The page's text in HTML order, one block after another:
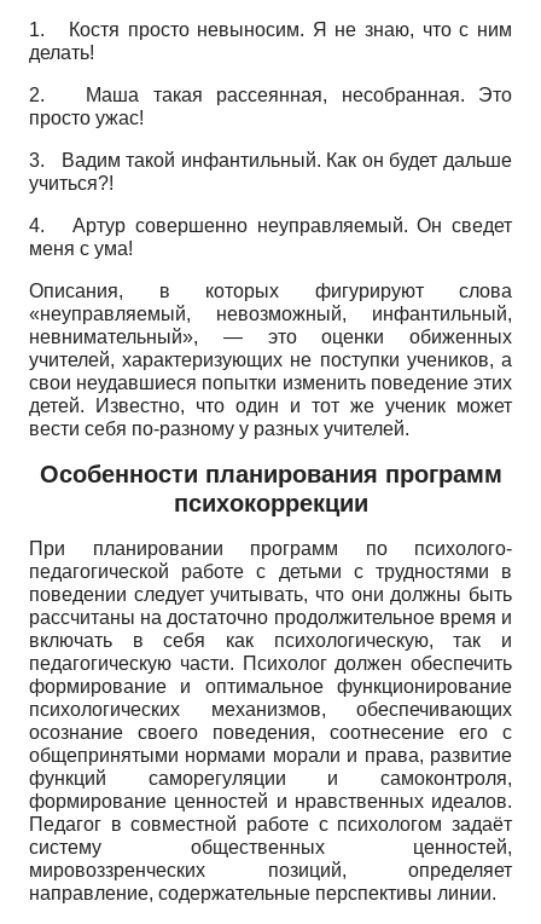
1.
Костя просто невыносим. Я не знаю, что с ним
делать!
2.
Маша такая рассеянная, несобранная. Это
просто ужас!
3.
Вадим такой инфантильный. Как он будет дальше
учиться?!
4.Артур совершенно неуправляемый. Он сведет
меня с ума!
Описания, в которых фигурируют слова
«неуправляемый, невозможный, инфантильный,
невнимательный», — это оценки обиженных
учителей, характеризующих не поступки учеников, а
свои неудавшиеся попытки изменить поведение этих
детей. Известно, что один и тот же ученик может
вести себя по-разному у разных учителей.
Особенности планирования программ
психокоррекции
При планировании программ по психолого-
педагогической работе с детьми с трудностями в
поведении следует учитывать, что они должны быть
рассчитаны на достаточно продолжительное время и
включать в себя как психологическую, так и
педагогическую части. Психолог должен обеспечить
формирование и оптимальное функционирование
психологических механизмов, обеспечивающих
осознание своего поведения, соотнесение его с
общепринятыми нормами морали и права, развитие
функций саморегуляции и самоконтроля,
формирование ценностей и нравственных идеалов.
Педагог в совместной работе с психологом задаёт
систему общественных ценностей,
мировоззренческих позиций, определяет
направление, содержательные перспективы линии.